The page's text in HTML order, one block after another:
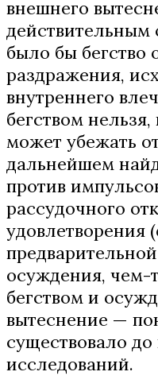
внешнего
действительным
было бы бегство
раздражения,
внутреннего
бегством
может убежать
дальнейшем
против
рассудочного
удовлетворения
осуждения,
бегством и
вытеснение —
существовало
исследований.